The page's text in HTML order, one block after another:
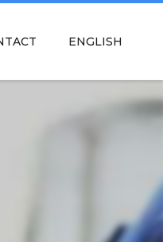
ENGLISH